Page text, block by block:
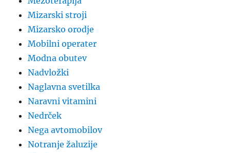
Mizarski stroji
Mizarsko orodje
Mobilni operater
Modna obutev
Nadvložki
Naglavna svetilka
Naravni vitamini
Nedrček
Nega avtomobilov
Notranje žaluzije